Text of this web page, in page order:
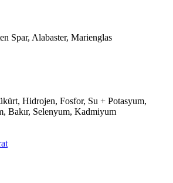
Spar, Alabaster, Marienglas
Hidrojen, Fosfor, Su + Potasyum,
Bakır, Selenyum, Kadmiyum